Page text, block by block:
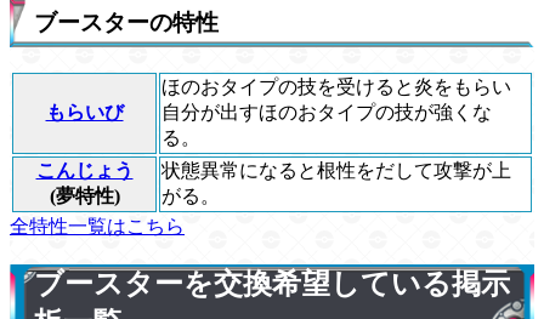
ブースターの特性
もらいび
ほのおタイプの技を受けると炎をもらい
自分が出すほのおタイプの技が強くな
る。
こんじょう
(夢特性)
状態異常になると根性をだして攻撃が上
がる。
全特性一覧はこちら
ブースターを交換希望している掲示